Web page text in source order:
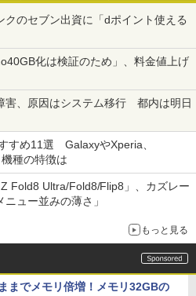
クのセブン出資に「dポイント使える
化は検証のため」、料金値上げ
害、原因はシステム移行 都内は明日
すめ11選 GalaxyやXperia、
種の特徴は
Fold8 Ultra/Fold8/Flip8」、カズレー
ュー並みの薄さ」
もっと見る
までメモリ倍増！メモリ32GBの